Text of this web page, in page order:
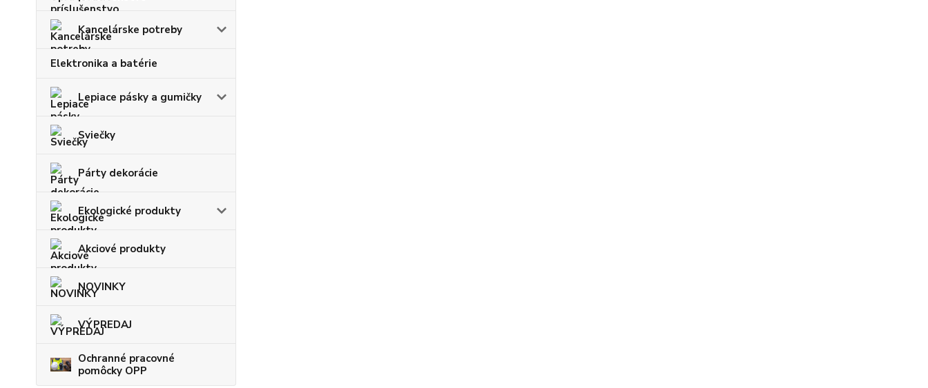
Kancelárske potreby
Elektronika a batérie
Lepiace pásky a gumičky
Sviečky
Párty dekorácie
Ekologické produkty
Akciové produkty
NOVINKY
VÝPREDAJ
Ochranné pracovné
pomôcky OPP